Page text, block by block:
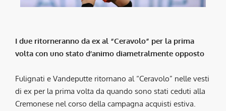
I due ritorneranno da ex al “Ceravolo” per la prima
volta con uno stato d’animo diametralmente opposto
Fulignati e Vandeputte ritornano al “Ceravolo” nelle vesti
di ex per la prima volta da quando sono stati ceduti alla
Cremonese nel corso della campagna acquisti estiva.